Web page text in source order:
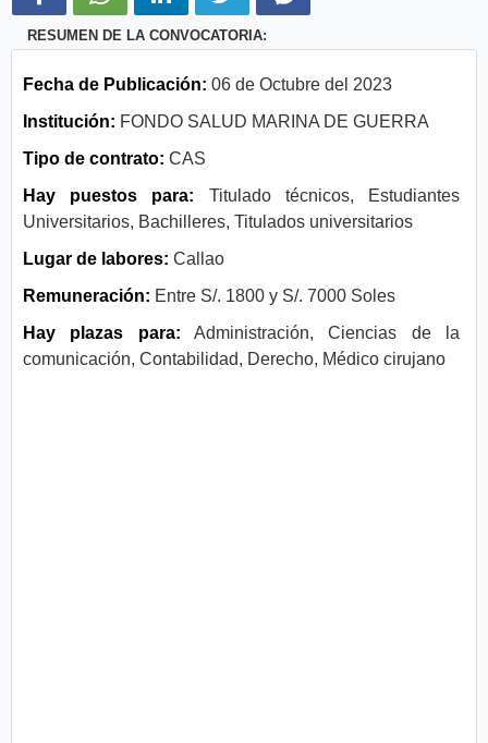
RESUMEN DE LA CONVOCATORIA:
Fecha de Publicación: 06 de Octubre del 2023
Institución: FONDO SALUD MARINA DE GUERRA
Tipo de contrato: CAS
Hay puestos para: Titulado técnicos, Estudiantes
Universitarios, Bachilleres, Titulados universitarios
Lugar de labores: Callao
Remuneración: Entre S/. 1800 y S/. 7000 Soles
Hay plazas para: Administración, Ciencias de la
comunicación, Contabilidad, Derecho, Médico cirujano